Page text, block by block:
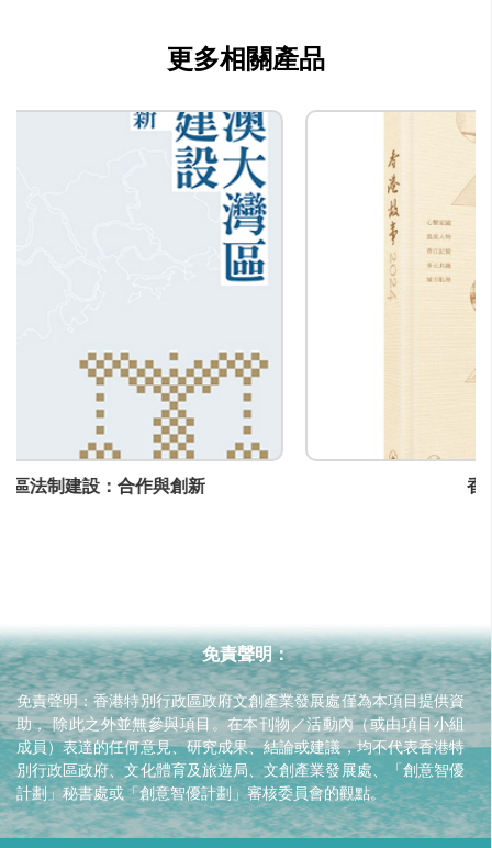
公司商務/版權聯絡人姓名
電話
(852) -
(852) -
通訊地址
更多相關產品
免責聲明：
免責聲明：香港特別行政區政府文創產業發展處僅為本項目提供資
助， 除此之外並無參與項目。在本刊物／活動內（或由項目小組
成員）表達的任何意見、研究成果、結論或建議，均不代表香港特
別行政區政府、文化體育及旅遊局、文創產業發展處、「創意智優
計劃」秘書處或「創意智優計劃」審核委員會的觀點。